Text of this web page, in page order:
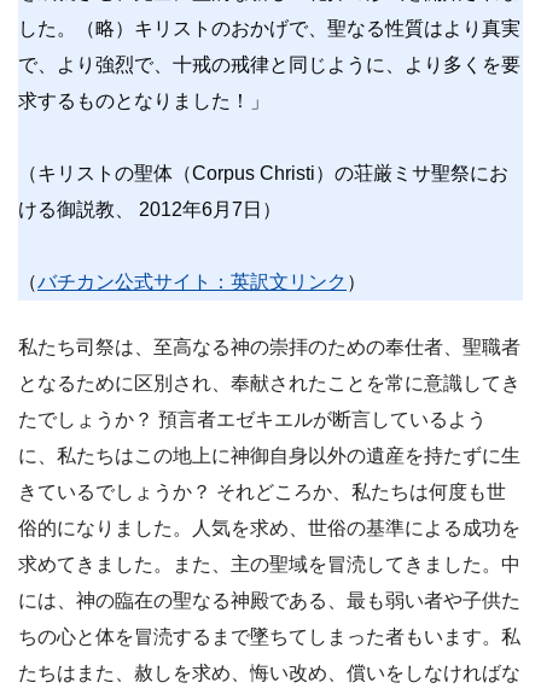
した。（略）キリストのおかげで、聖なる性質はより真実
で、より強烈で、十戒の戒律と同じように、より多くを要
求するものとなりました！」
（キリストの聖体（Corpus Christi）の荘厳ミサ聖祭にお
ける御説教、 2012年6月7日）
（バチカン公式サイト：英訳文リンク ）
私たち司祭は、至高なる神の崇拝のための奉仕者、聖職者
となるために区別され、奉献されたことを常に意識してき
たでしょうか？ 預言者エゼキエルが断言しているよう
に、私たちはこの地上に神御自身以外の遺産を持たずに生
きているでしょうか？ それどころか、私たちは何度も世
俗的になりました。人気を求め、世俗の基準による成功を
求めてきました。また、主の聖域を冒涜してきました。中
には、神の臨在の聖なる神殿である、最も弱い者や子供た
ちの心と体を冒涜するまで墜ちてしまった者もいます。私
たちはまた、赦しを求め、悔い改め、償いをしなければな